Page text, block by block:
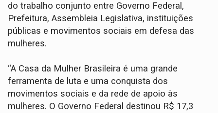
do trabalho conjunto entre Governo Federal,
Prefeitura, Assembleia Legislativa, instituições
públicas e movimentos sociais em defesa das
mulheres.
“A Casa da Mulher Brasileira é uma grande
ferramenta de luta e uma conquista dos
movimentos sociais e da rede de apoio às
mulheres. O Governo Federal destinou R$ 17,3